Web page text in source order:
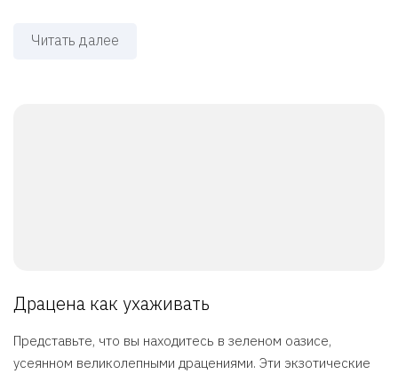
Читать далее
Драцена как ухаживать
Представьте, что вы находитесь в зеленом оазисе,
усеянном великолепными драцениями. Эти экзотические